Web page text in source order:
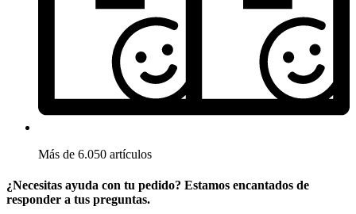
Más de 6.050 artículos
¿Necesitas ayuda con tu pedido? Estamos encantados de
responder a tus preguntas.